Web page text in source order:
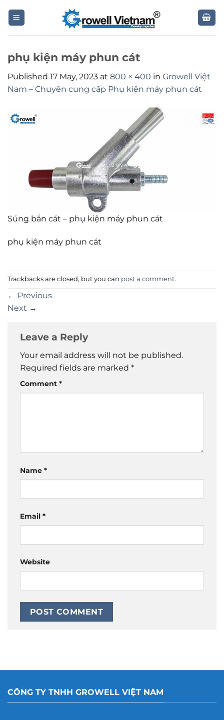
phụ kiện máy phun cát
Published 17 May, 2023 at 800 × 400 in Growell Việt
Nam – Chuyên cung cấp Phụ kiện máy phun cát
Súng bắn cát – phụ kiện máy phun cát
phụ kiện máy phun cát
Trackbacks are closed, but you can post a comment.
← Previous
Next →
Leave a Reply
Your email address will not be published.
Required fields are marked *
Comment *
Name *
Email *
Website
CÔNG TY TNHH GROWELL VIỆT NAM